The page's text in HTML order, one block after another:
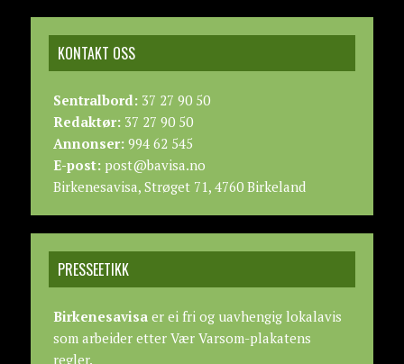
KONTAKT OSS
Sentralbord:37 27 90 50
Redaktør:37 27 90 50
Annonser:994 62 545
E-post:post@bavisa.no
Birkenesavisa, Strøget 71, 4760 Birkeland
PRESSEETIKK
Birkenesavisaer ei fri og uavhengig lokalavis
som arbeider etter Vær Varsom-plakatens
regler.